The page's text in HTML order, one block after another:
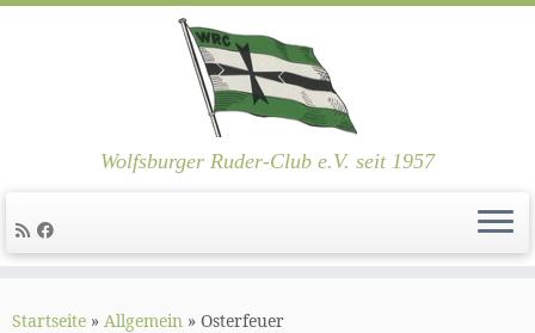
Inhalt
Wolfsburger Ruder-Club e.V. seit 1957
Startseite » Allgemein » Osterfeuer